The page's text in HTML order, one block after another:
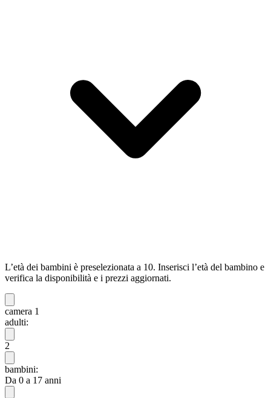
L’età dei bambini è preselezionata a 10. Inserisci l’età del bambino e
verifica la disponibilità e i prezzi aggiornati.
camera 1
adulti:
2
bambini:
Da 0 a 17 anni